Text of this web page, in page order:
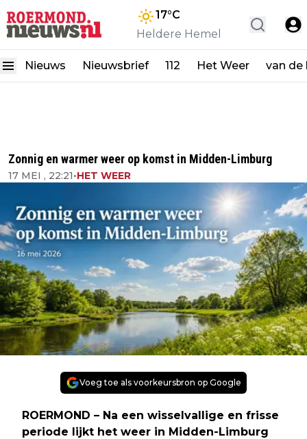
17°C
Heldere Hemel
Nieuws Nieuwsbrief 112 Het Weer van de
Zonnig en warmer weer op komst in Midden-Limburg
17 MEI , 22:21•HET WEER
Voeg toe als voorkeursbron op Google
ROERMOND – Na een wisselvallige en frisse
periode lijkt het weer in Midden-Limburg